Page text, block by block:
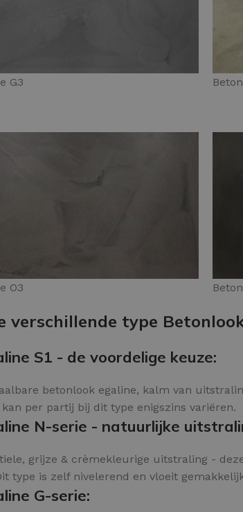
G3
O3
verschillende type
S1 - de voordelige keuze:
betonlook egaline, kalm van
per partij bij dit type enigszins variëren.
N-serie - natuurlijke
grijze & crèmekleurige uitstraling -
type is zelf nivelerend en vloeit
G-serie: